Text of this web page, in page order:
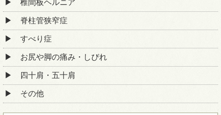
椎間板ヘルニア
脊柱管狭窄症
すべり症
お尻や脚の痛み・しびれ
四十肩・五十肩
その他